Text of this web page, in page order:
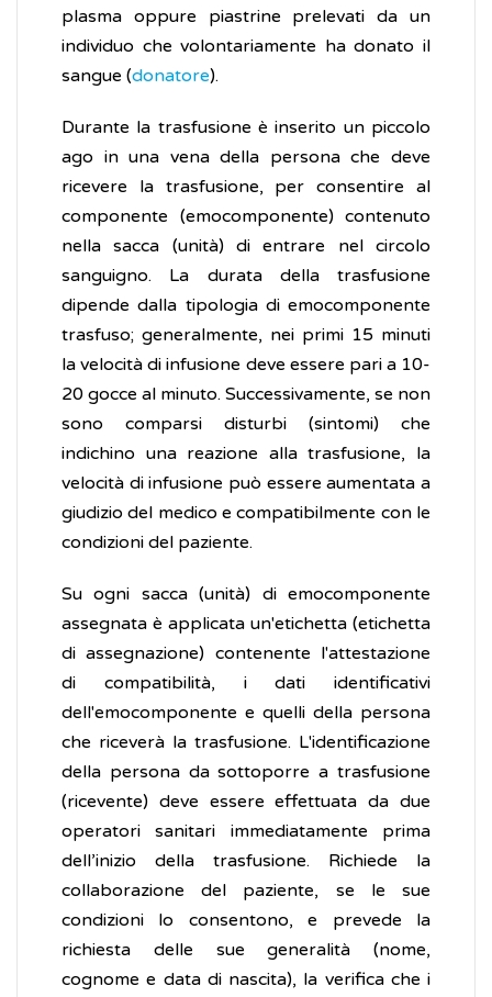
plasma oppure piastrine prelevati da un
individuo che volontariamente ha donato il
sangue (donatore).
Durante la trasfusione è inserito un piccolo
ago in una vena della persona che deve
ricevere la trasfusione, per consentire al
componente (emocomponente) contenuto
nella sacca (unità) di entrare nel circolo
sanguigno. La durata della trasfusione
dipende dalla tipologia di emocomponente
trasfuso; generalmente, nei primi 15 minuti
la velocità di infusione deve essere pari a 10-
20 gocce al minuto. Successivamente, se non
sono comparsi disturbi (sintomi) che
indichino una reazione alla trasfusione, la
velocità di infusione può essere aumentata a
giudizio del medico e compatibilmente con le
condizioni del paziente.
Su ogni sacca (unità) di emocomponente
assegnata è applicata un'etichetta (etichetta
di assegnazione) contenente l'attestazione
di compatibilità, i dati identificativi
dell'emocomponente e quelli della persona
che riceverà la trasfusione. L'identificazione
della persona da sottoporre a trasfusione
(ricevente) deve essere effettuata da due
operatori sanitari immediatamente prima
dell’inizio della trasfusione. Richiede la
collaborazione del paziente, se le sue
condizioni lo consentono, e prevede la
richiesta delle sue generalità (nome,
cognome e data di nascita), la verifica che i